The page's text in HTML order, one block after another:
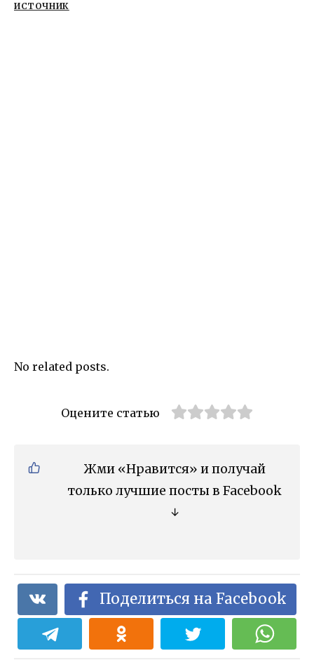
ИСТОЧНИК
No related posts.
Оцените статью
Жми «Нравится» и получай
только лучшие посты в Facebook
↓
Поделиться на Facebook